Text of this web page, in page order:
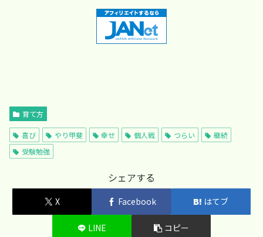
育て方
喜び やり甲斐 幸せ 個人戦 つらい
継続
受験勉強
シェアする
X Facebook はてブ
LINE コピー